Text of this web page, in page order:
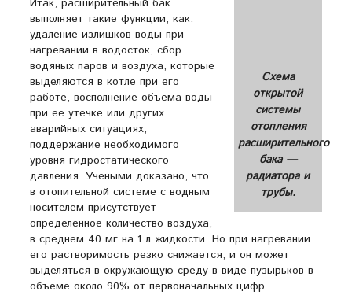
Схема
открытой
системы
отопления
расширительного
бака —
радиатора и
трубы.
Итак, расширительный бак
выполняет такие функции, как:
удаление излишков воды при
нагревании в водосток, сбор
водяных паров и воздуха, которые
выделяются в котле при его
работе, восполнение объема воды
при ее утечке или других
аварийных ситуациях,
поддержание необходимого
уровня гидростатического
давления. Учеными доказано, что
в отопительной системе с водным
носителем присутствует
определенное количество воздуха,
в среднем 40 мг на 1 л жидкости. Но при нагревании
его растворимость резко снижается, и он может
выделяться в окружающую среду в виде пузырьков в
объеме около 90% от первоначальных цифр.